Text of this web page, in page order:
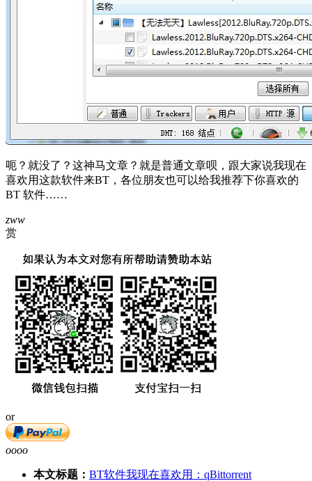
呃？就没了？这神马文章？就是普通文章呗，跟大家说我现在
喜欢用这款软件来BT，各位朋友也可以给我推荐下你喜欢的
BT 软件……
zww
赏
or
oooo
本文标题： BT软件我现在喜欢用：qBittorrent